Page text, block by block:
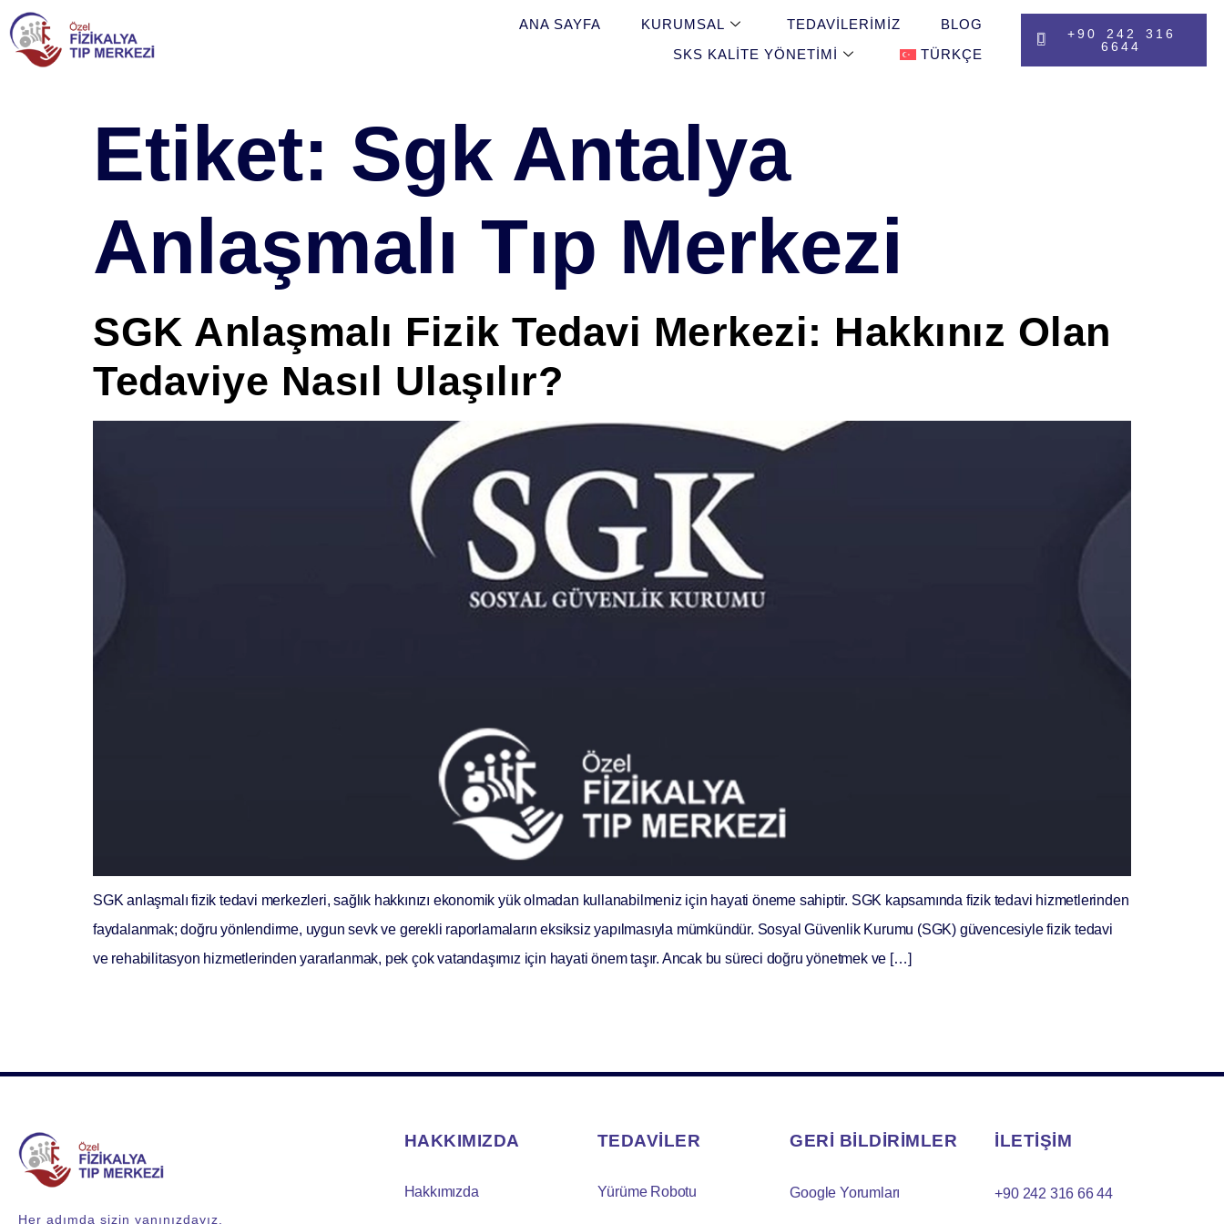
ANA SAYFA KURUMSAL TEDAVILERIMIZ
BLOG
SKS KALITE YÖNETIMI
TÜRKÇE
+90 242 316
6644
Etiket: Sgk Antalya
Anlaşmalı Tıp Merkezi
SGK Anlaşmalı Fizik Tedavi Merkezi: Hakkınız Olan
Tedaviye Nasıl Ulaşılır?
SGK anlaşmalı fizik tedavi merkezleri, sağlık hakkınızı ekonomik yük olmadan kullanabilmeniz için hayati öneme sahiptir. SGK kapsamında fizik tedavi hizmetlerinden
faydalanmak; doğru yönlendirme, uygun sevk ve gerekli raporlamaların eksiksiz yapılmasıyla mümkündür. Sosyal Güvenlik Kurumu (SGK) güvencesiyle fizik tedavi
ve rehabilitasyon hizmetlerinden yararlanmak, pek çok vatandaşımız için hayati önem taşır. Ancak bu süreci doğru yönetmek ve […]
Her adımda sizin yanınızdayız.
HAKKIMIZDA
Hakkımızda
TEDAVİLER
Yürüme Robotu
GERİ BİLDİRİMLER
Google Yorumları
İLETİŞİM
+90 242 316 66 44